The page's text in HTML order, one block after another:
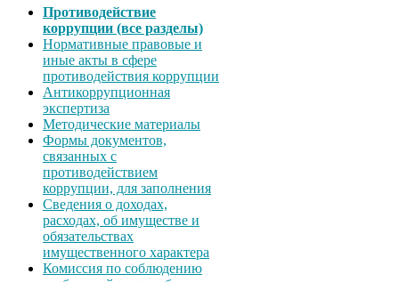
Противодействие
коррупции (все разделы)
Нормативные правовые и
иные акты в сфере
противодействия коррупции
Антикоррупционная
экспертиза
Методические материалы
Формы документов,
связанных с
противодействием
коррупции, для заполнения
Сведения о доходах,
расходах, об имуществе и
обязательствах
имущественного характера
Комиссия по соблюдению